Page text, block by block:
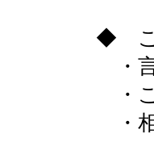
◆ こ
・
・
・